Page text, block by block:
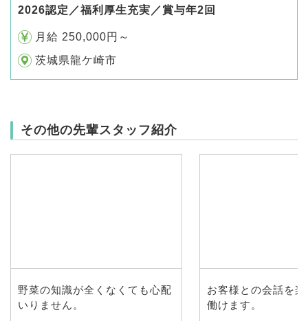
2026認定／福利厚生充実／賞与年2回
月給 250,000円～
茨城県龍ケ崎市
その他の先輩スタッフ紹介
野菜の知識が全くなくても心配
いりません。
お客様との会話を
働けます。